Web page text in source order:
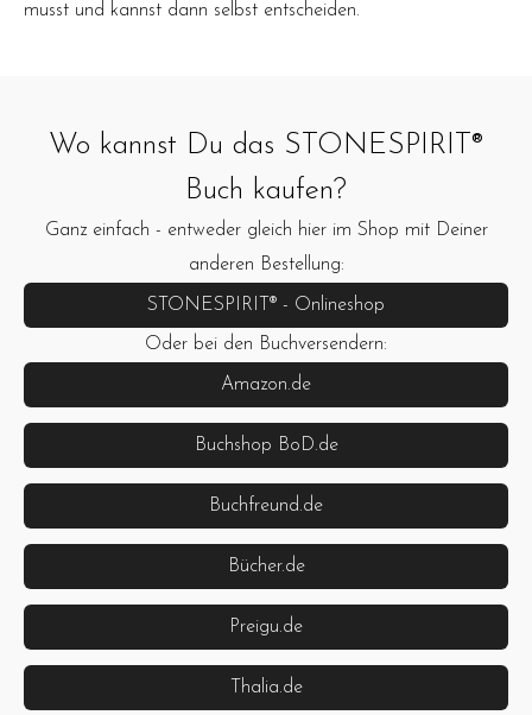
musst und kannst dann selbst entscheiden.
Wo kannst Du das STONESPIRIT®
Buch kaufen?
Ganz einfach - entweder gleich hier im Shop mit Deiner
anderen Bestellung:
STONESPIRIT® - Onlineshop
Oder bei den Buchversendern:
Amazon.de
Buchshop BoD.de
Buchfreund.de
Bücher.de
Preigu.de
Thalia.de